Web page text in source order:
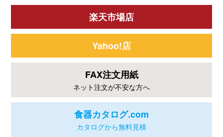
楽天市場店
Yahoo!店
FAX注文用紙
ネット注文が不安な方へ
食器カタログ.com
カタログから無料見積